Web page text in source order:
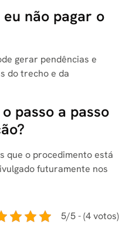
não pagar o
gerar pendências e
do trecho e da
passo a passo
que o procedimento está
futuramente nos
5/5 - (4 votos)